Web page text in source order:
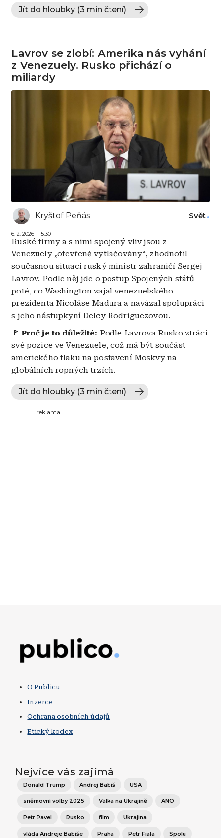
Jít do hloubky (3 min čtení)
Lavrov se zlobí: Amerika nás vyhání
z Venezuely. Rusko přichází o
miliardy
Kryštof Peňás
6. 2. 2026 - 15:30
Svět
Ruské firmy a s nimi spojený vliv jsou z
Venezuely „otevřeně vytlačovány“, zhodnotil
současnou situaci ruský ministr zahraničí Sergej
Lavrov. Podle něj jde o postup Spojených států
poté, co Washington zajal venezuelského
prezidenta Nicoláse Madura a navázal spolupráci
s jeho nástupkyní Delcy Rodriguezovou.
🚩 Proč je to důležité: Podle Lavrova Rusko ztrácí
své pozice ve Venezuele, což má být součást
amerického tlaku na postavení Moskvy na
globálních ropných trzích.
Jít do hloubky (3 min čtení)
reklama
O Publicu
Inzerce
Ochrana osobních údajů
Etický kodex
Nejvíce vás zajímá
Donald Trump Andrej Babiš USA
sněmovní volby 2025 Válka na Ukrajině ANO
Petr Pavel Rusko film Ukrajina
vláda Andreje Babiše Praha Petr Fiala Spolu